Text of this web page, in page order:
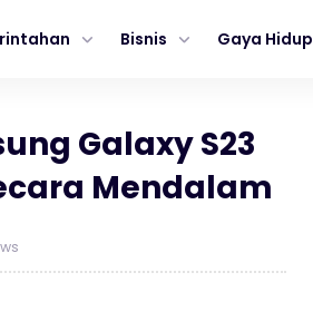
Bisnis Gaya Hidup
Galaxy S23
Mendalam